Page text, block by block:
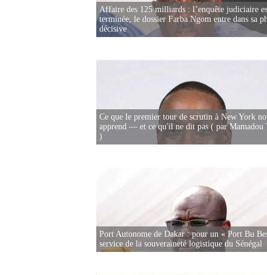
Affaire des 125 milliards : l’enquête judiciaire
terminée, le dossier Farba Ngom entre dans sa
décisive
Ce que le premier tour de scrutin à New York
apprend — et ce qu'il ne dit pas ( par
)
Port Autonome de Dakar : pour un « Port Bu
service de la souveraineté logistique du Sénégal